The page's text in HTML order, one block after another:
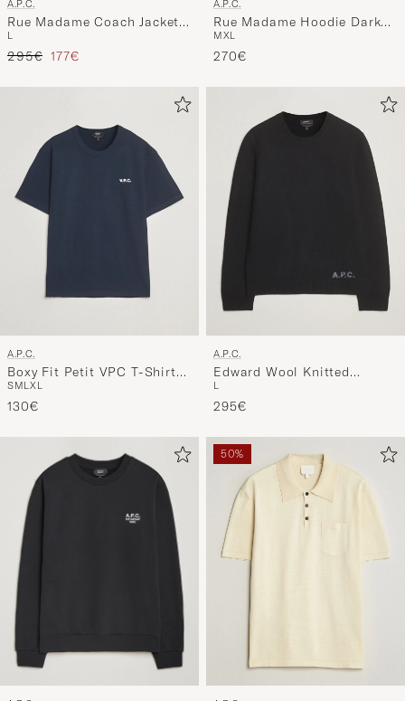
A.P.C.
Rue Madame Coach Jacket
Black
L
Regulärer Preis
295€ Reduzierter Preis
177€
A.P.C.
Rue Madame Hoodie Dark
Navy
MXL
270€
A.P.C.
Boxy Fit Petit VPC T-Shirt
Dark Navy/Ecru
SMLXL
130€
A.P.C.
Edward Wool Knitted
Sweater Black
L
295€
50%